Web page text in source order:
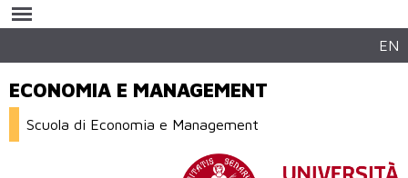
contenuto
EN
ECONOMIA E MANAGEMENT
Scuola di Economia e Management